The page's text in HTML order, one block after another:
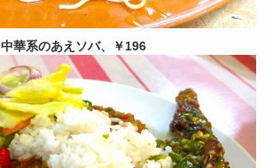
中華系のあえソバ、￥196